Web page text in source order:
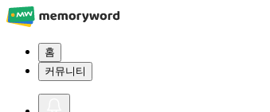
홈
커뮤니티